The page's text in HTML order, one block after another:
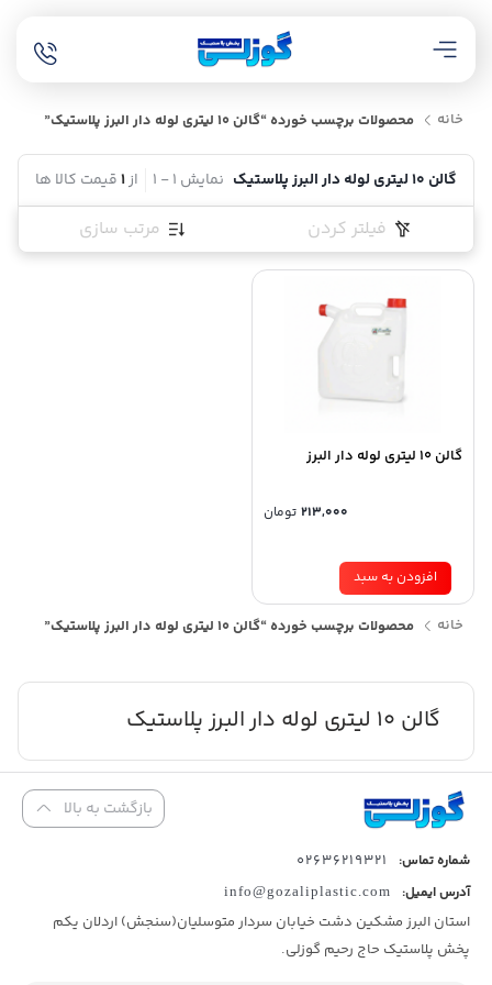
خانه محصولات برچسب خورده “گالن 10 لیتری لوله دار البرز پلاستیک”
گالن 10 لیتری لوله دار البرز پلاستیک نمایش 1
-
1 از1قیمت کالا ها
فیلتر کردن مرتب سازی
گالن 10 لیتری لوله دار البرز
تومان
افزودن به سبد
خانه محصولات برچسب خورده “گالن 10 لیتری لوله دار البرز پلاستیک”
گالن 10 لیتری لوله دار البرز پلاستیک
بازگشت به بالا
شماره تماس: 02636219321
آدرس ایمیل: info@gozaliplastic.com
استان البرز مشکین دشت خیابان سردار متوسلیان(سنجش) اردلان یکم
پخش پلاستیک حاج رحیم گوزلی.